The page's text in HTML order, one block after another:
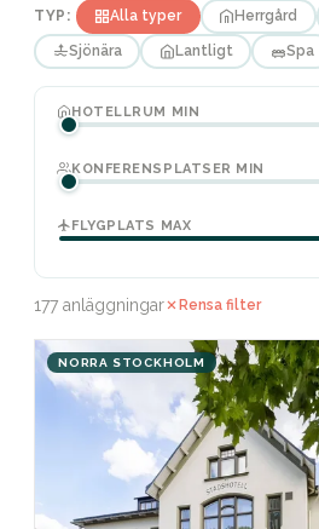
TYP: Alla typer Herrgård
Sjönära Lantligt Spa
HOTELLRUM MIN
KONFERENSPLATSER MIN
FLYGPLATS MAX
177 anläggningar Rensa filter
NORRA STOCKHOLM